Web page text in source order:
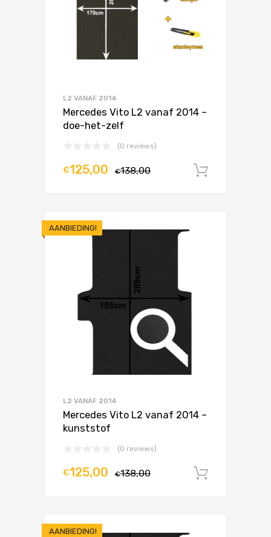
L2 VANAF 2014
Mercedes Vito L2 vanaf 2014 –
doe-het-zelf
(0 reviews)
€138,00
€125,00
AANBIEDING!
L2 VANAF 2014
Mercedes Vito L2 vanaf 2014 –
kunststof
(0 reviews)
€138,00
€125,00
AANBIEDING!